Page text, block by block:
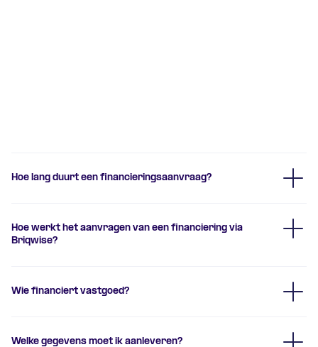
Hoe lang duurt een financieringsaanvraag?
aanvraagformulier
Hoe werkt het aanvragen van een financiering via
Briqwise?
aanvraagformulier.
Wie financiert vastgoed?
Welke gegevens moet ik aanleveren?